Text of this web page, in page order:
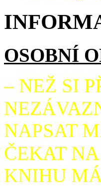
OSOBNÍ
– NEŽ SI
NAPSAT
ČEKAT
KNIHU